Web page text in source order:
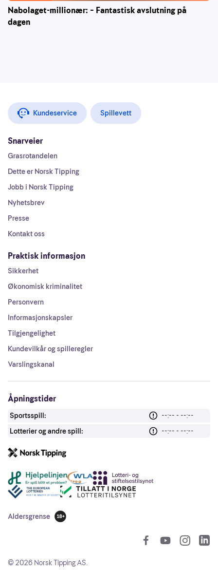
Nabolaget-millionær: – Fantastisk avslutning på
dagen
Kundeservice Spillevett
Snarveier
Grasrotandelen
Dette er Norsk Tipping
Jobb i Norsk Tipping
Nyhetsbrev
Presse
Kontakt oss
Praktisk informasjon
Sikkerhet
Økonomisk kriminalitet
Personvern
Informasjonskapsler
Tilgjengelighet
Kundevilkår og spilleregler
Varslingskanal
Åpningstider
Sportsspill:
--:-- - --:--
Lotterier og andre spill:
--:-- - --:--
Andre lenker
Aldersgrense
18 år
© 2026 Norsk Tipping AS.